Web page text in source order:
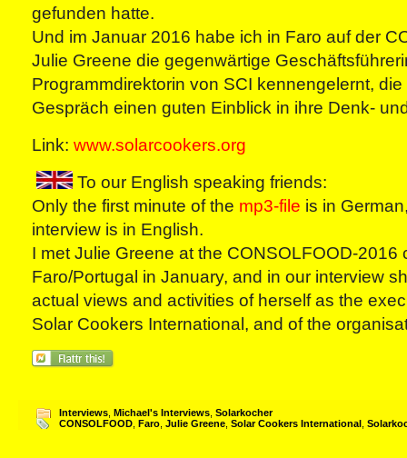
gefunden hatte.
Und im Januar 2016 habe ich in Faro auf der
Julie Greene die gegenwärtige
Programmdirektorin von SCI kennengelernt,
Gespräch einen guten Einblick in ihre Denk-
Link: www.solarcookers.org
To our English speaking friends:
Only the first minute of the mp3-file is in
interview is in English.
I met Julie Greene at the CONSOLFOOD-2016
Faro/Portugal in January, and in our interview
actual views and activities of herself as the
Solar Cookers International, and of the
Interviews Michael's Interviews Solarkocher
CONSOLFOOD Faro Julie Greene Solar Cookers International